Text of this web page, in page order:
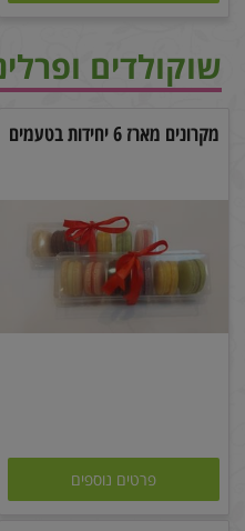
שוקולדים
מקרונים מארז 6 יחידות בטעמים
פרטים נוספים